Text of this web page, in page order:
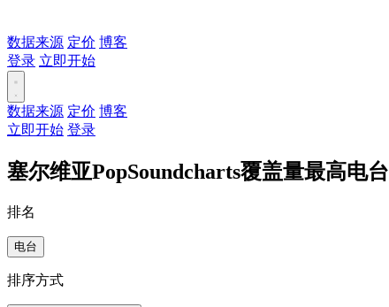
数据来源 定价 博客
登录 立即开始
数据来源 定价 博客
立即开始 登录
塞尔维亚PopSoundcharts覆盖量最高电台
排名
电台
排序方式